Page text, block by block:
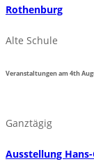
Rothenburg
Alte Schule
Veranstaltungen am4th
Ganztägig
Ausstellung